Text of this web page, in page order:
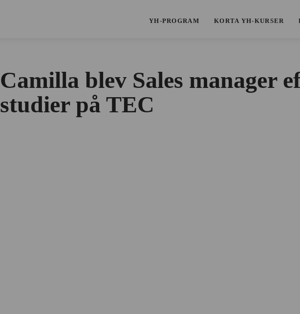
YH-PROGRAM KORTA YH-KURSER
Camilla blev Sales manager
studier på TEC